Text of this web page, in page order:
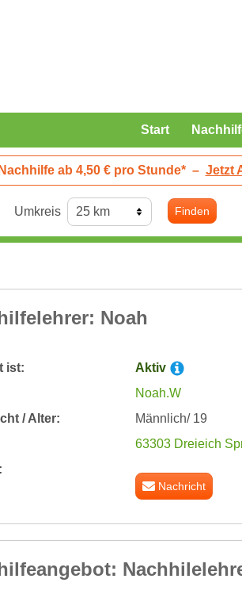
Start
ab 4,50 € pro Stunde* – Jetzt
Umkreis Finden
Noah
ist:
Aktiv
Noah.W
/ Alter:
Männlich/ 19
63303 Dreieich
Nachricht